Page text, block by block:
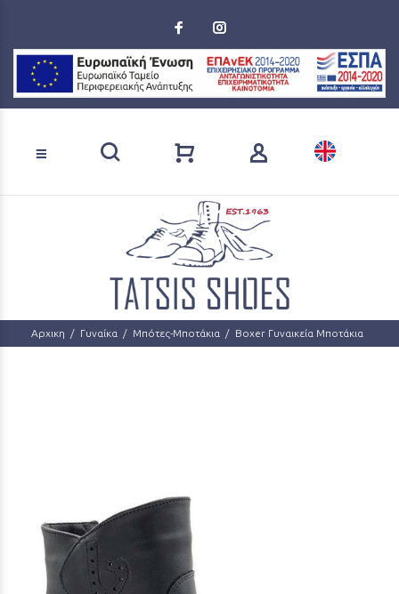
Αρχικη Γυναίκα Μπότες-Μποτάκια Boxer Γυναικεία Μποτάκια